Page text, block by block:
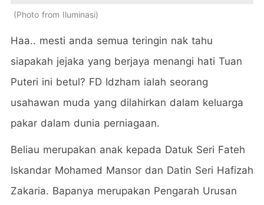
Photo from Iluminasi
Haa.. mesti anda semua teringin nak tahu
siapakah jejaka yang berjaya menangi hati Tuan
Puteri ini betul? FD Idzham ialah seorang
usahawan muda yang dilahirkan dalam keluarga
pakar dalam dunia perniagaan.
Beliau merupakan anak kepada Datuk Seri Fateh
Iskandar Mohamed Mansor dan Datin Seri Hafizah
Zakaria. Bapanya merupakan Pengarah Urusan